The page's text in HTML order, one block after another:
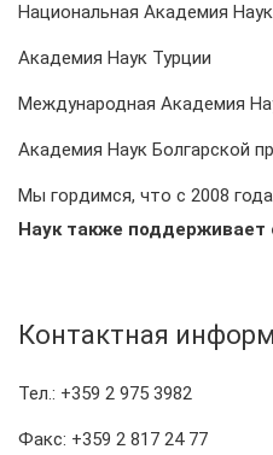
Национальная Академия Наук
Академия Наук Турции
Международная Академия
Академия Наук Болгарской
Мы гордимся, что с 2008 года
Наук также поддерживает
Контактная
Тел.: +359 2 975 3982
Факс: +359 2 817 24 77